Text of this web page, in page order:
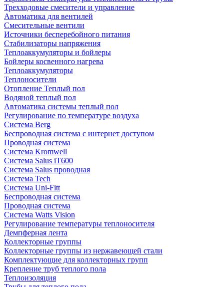
Трехходовые смесители и управление
Автоматика для вентилей
Смесительные вентили
Источники бесперебойного питания
Стабилизаторы напряжения
Теплоаккумуляторы и бойлеры
Бойлеры косвенного нагрева
Теплоаккумуляторы
Теплоносители
Отопление Теплый пол
Водяной теплый пол
Автоматика системы теплый пол
Регулирование по температуре воздуха
Система Berg
Беспроводная система с интернет доступом
Проводная система
Система Kromwell
Система Salus iT600
Система Salus проводная
Система Tech
Система Uni-Fitt
Беспроводная система
Проводная система
Система Watts Vision
Регулирование температуры теплоносителя
Демпферная лента
Коллекторные группы
Коллекторные группы из нержавеющей стали
Комплектующие для коллекторных групп
Крепление труб теплого пола
Теплоизоляция